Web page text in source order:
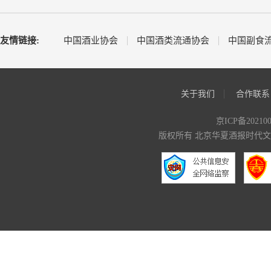
友情链接: 中国酒业协会 中国酒类流通协会 中国副食
关于我们 合作联系
京ICP备
版权所有 北京华夏酒报时代文